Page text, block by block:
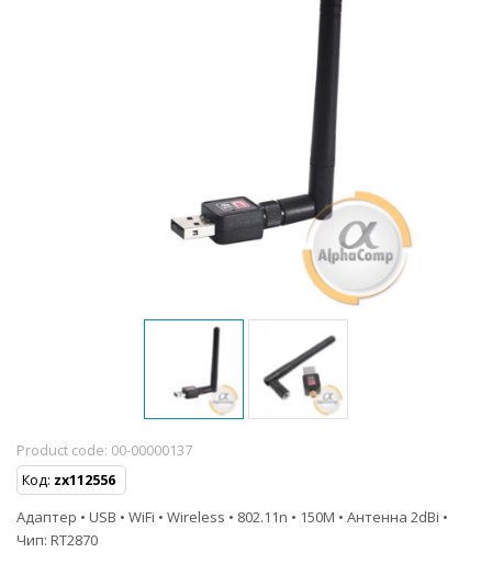
Product code: 00-00000137
Код: zx112556
Адаптер • USB • WiFi • Wireless • 802.11n • 150M • Антенна 2dBi •
Чип: RT2870